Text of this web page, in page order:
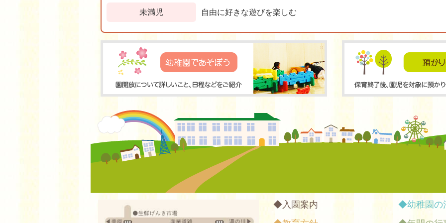
未満児 自由に好きな遊びを楽しむ
入園案内
幼稚園の